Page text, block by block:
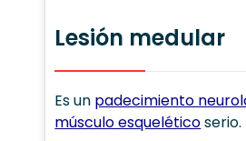
Lesión medular
Es un padecimiento
músculo esqueléticoserio.